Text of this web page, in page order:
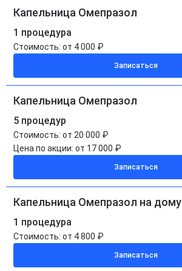
Капельница Омепразол
1 процедура
Стоимость: от 4 000 ₽
Записаться
Капельница Омепразол
5 процедур
Стоимость: от 20 000 ₽
Цена по акции: от 17 000 ₽
Записаться
Капельница Омепразол на дому
1 процедура
Стоимость: от 4 800 ₽
Записаться